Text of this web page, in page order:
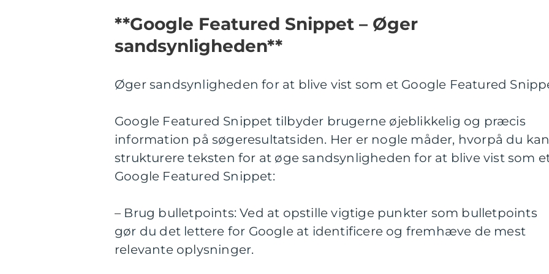
**Google Featured Snippet – Øger
sandsynligheden**
Øger sandsynligheden for at blive vist som et Google Featured
Google Featured Snippet tilbyder brugerne øjeblikkelig og præcis
information på søgeresultatsiden. Her er nogle måder, hvorpå du kan
strukturere teksten for at øge sandsynligheden for at blive vist som
Google Featured Snippet:
– Brug bulletpoints: Ved at opstille vigtige punkter som bulletpoints
gør du det lettere for Google at identificere og fremhæve de mest
relevante oplysninger.